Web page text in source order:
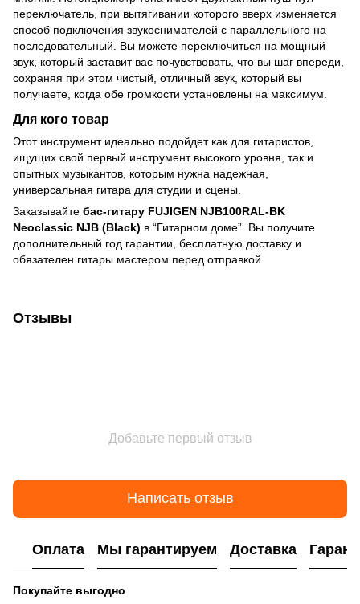
переключатель, при вытягивании которого вверх изменяется
способ подключения звукоснимателей с параллельного на
последовательный. Вы можете переключиться на мощный
звук, который заставит вас почувствовать, что вы шаг впереди,
сохраняя при этом чистый, отличный звук, который вы
получаете, когда обе громкости установлены на максимум.
Для кого товар
Этот инструмент идеально подойдет как для гитаристов,
ищущих свой первый инструмент высокого уровня, так и
опытных музыкантов, которым нужна надежная,
универсальная гитара для студии и сцены.
Заказывайте бас-гитару FUJIGEN NJB100RAL-BK
Neoclassic NJB (Black) в “Гитарном доме”. Вы получите
дополнительный год гарантии, бесплатную доставку и
обязателен гитары мастером перед отправкой.
Отзывы
Добавьте первый отзыв
Написать отзыв
Оплата Мы гарантируем Доставка
Покупайте выгодно